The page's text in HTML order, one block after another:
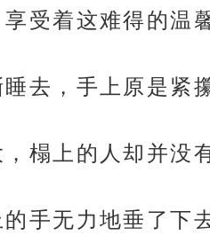
受着这难得的温
去，手上原是紧
榻上的人却并没
手无力地垂了下